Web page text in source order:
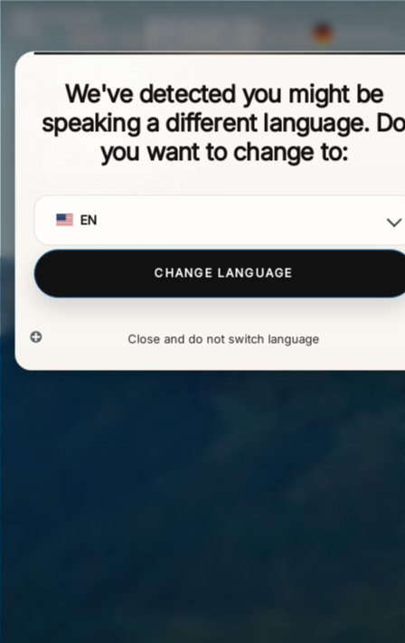
English
Español
Polski
Wo wir uns befinden
Hier gleitet das Licht langsam über die alten Häuser und
gibt den Blick frei auf die Landschaft des Comino-Tals,
am Rande des Nationalparks Abruzzen, Latium und
Molise.
We've detected you might be
speaking a different language.
you want to change to:
EN
CHANGE LANGUAGE
Close and do not switch language